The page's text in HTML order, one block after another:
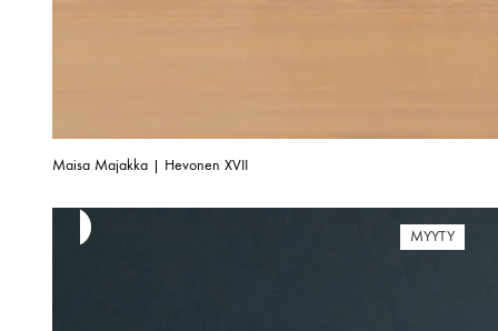
Maisa Majakka | Hevonen XVII
MYYTY